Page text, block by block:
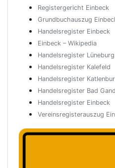
Registergericht Einbeck
Grundbuchauszug
Handelsregister Einbeck
Einbeck – Wikipedia
Handelsregister Lüneburg
Handelsregister Kalefeld
Handelsregister
Handelsregister Bad
Handelsregister Einbeck
Vereinsregisterauszug